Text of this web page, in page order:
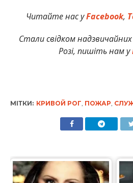
Читайте нас уFacebook,
Стали свідком
Розі, пишіть нам у
МІТКИ: КРИВОЙ РОГ ПОЖАР